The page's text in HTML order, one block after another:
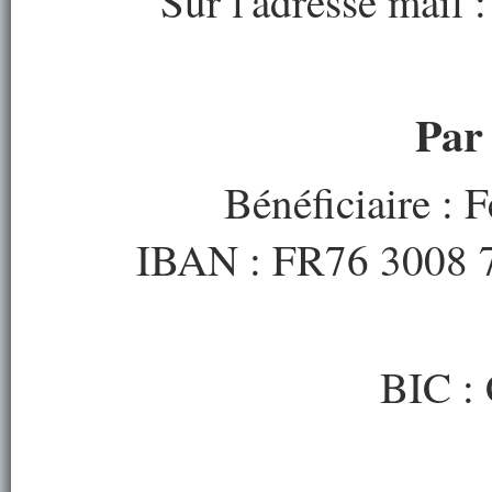
Bénéficiaire :
IBAN : FR76 3008
BIC :